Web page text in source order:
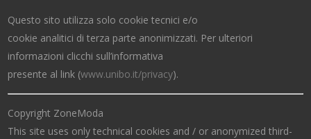
Questo sito utilizza solo cookie tecnici e/o
cookie analitici di terza parte anonimizzati. Per ulteriori
informazioni clicchi sull’informativa
presente al link (www.unibo.it/privacy).
Copyright ZoneModa
This site uses only technical cookies and / or anonymized third-